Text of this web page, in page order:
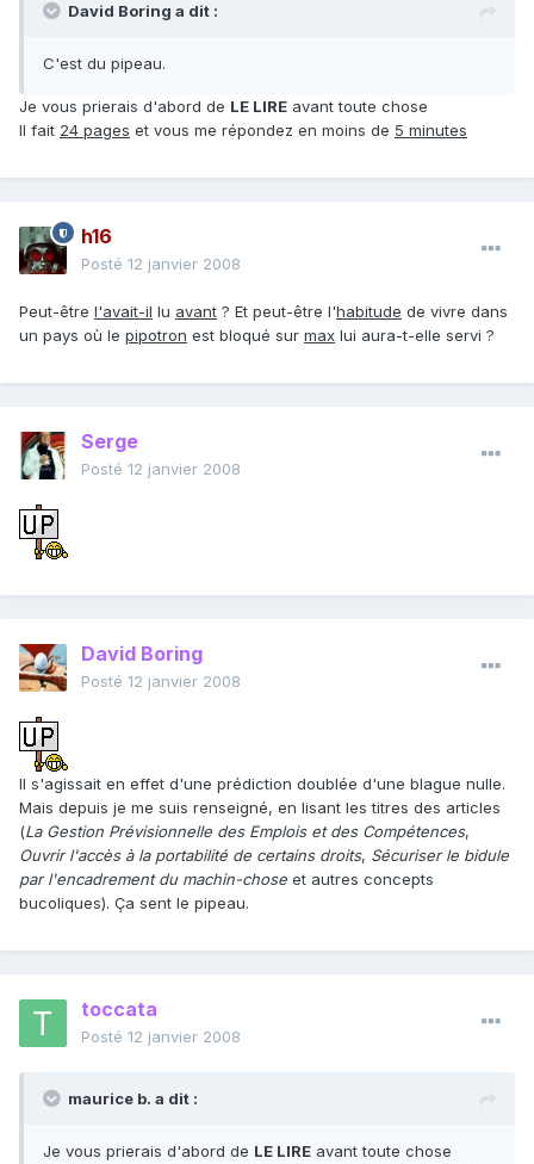
David Boring a dit :
C'est du pipeau.
Je vous prierais d'abord de LE LIRE avant toute chose
Il fait 24 pages et vous me répondez en moins de 5 minutes
h16
Posté 12 janvier 2008
Peut-être l'avait-il lu avant ? Et peut-être l'habitude de vivre dans
un pays où le pipotron est bloqué sur max lui aura-t-elle servi ?
Serge
Posté 12 janvier 2008
David Boring
Posté 12 janvier 2008
Il s'agissait en effet d'une prédiction doublée d'une blague nulle.
Mais depuis je me suis renseigné, en lisant les titres des articles
(La Gestion Prévisionnelle des Emplois et des Compétences,
Ouvrir l'accès à la portabilité de certains droits, Sécuriser le bidule
par l'encadrement du machin-chose et autres concepts
bucoliques). Ça sent le pipeau.
toccata
Posté 12 janvier 2008
maurice b. a dit :
Je vous prierais d'abord de LE LIRE avant toute chose